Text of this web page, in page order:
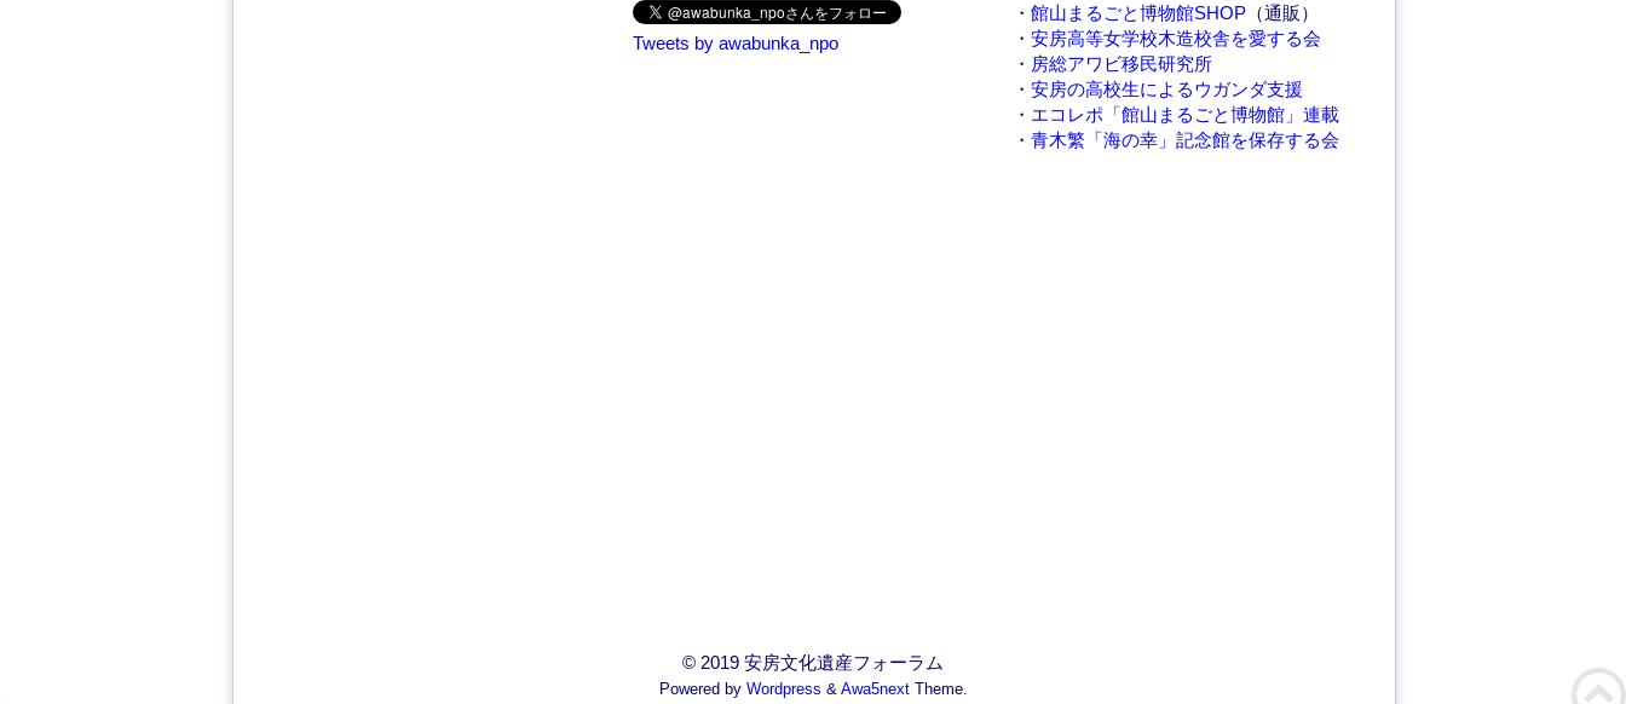
Tweets by awabunka_npo
・ 館山まるごと博物館SHOP（通販）
・ 安房高等女学校木造校舎を愛する会
・ 房総アワビ移民研究所
・ 安房の高校生によるウガンダ支援
・ エコレポ「館山まるごと博物館」連載
・ 青木繁「海の幸」記念館を保存する会
© 2019 安房文化遺産フォーラム
Powered by Wordpress & Awa5nextTheme.